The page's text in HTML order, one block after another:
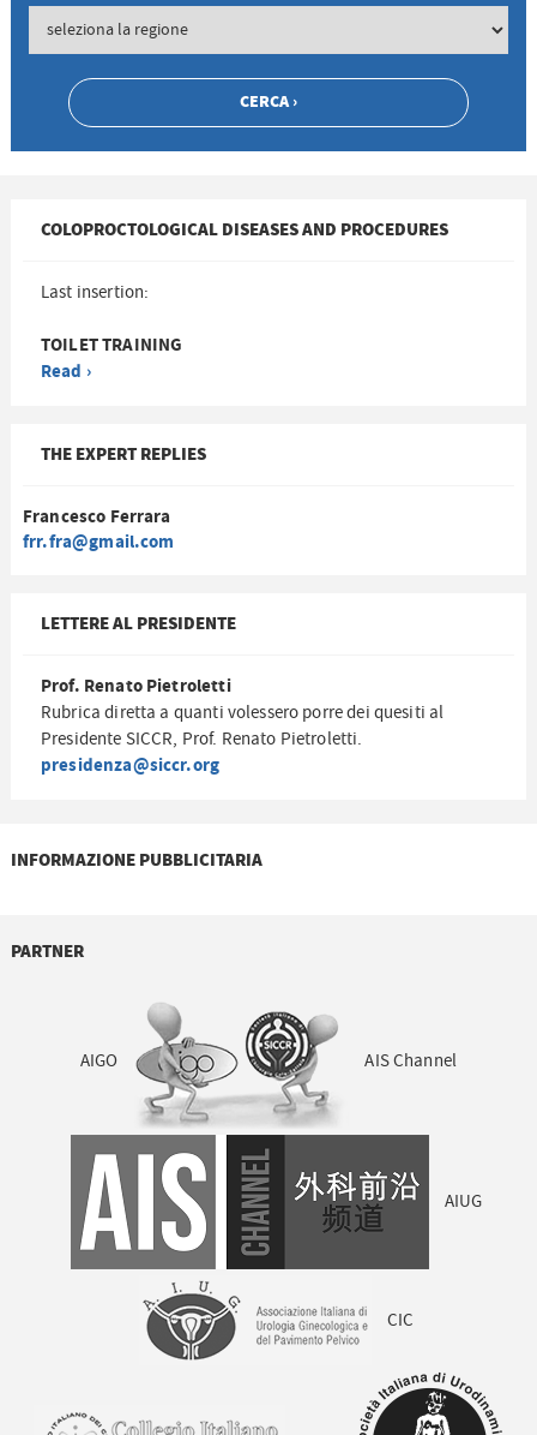
COLOPROCTOLOGICAL DISEASES AND PROCEDURES
Last insertion:
TOILET TRAINING
Read ›
THE EXPERT REPLIES
Francesco Ferrara
frr.fra@gmail.com
LETTERE AL PRESIDENTE
Prof. Renato Pietroletti
Rubrica diretta a quanti volessero porre dei quesiti al
Presidente SICCR, Prof. Renato Pietroletti.
presidenza@siccr.org
INFORMAZIONE PUBBLICITARIA
PARTNER
AIGO AIS Channel
AIUG
CIC